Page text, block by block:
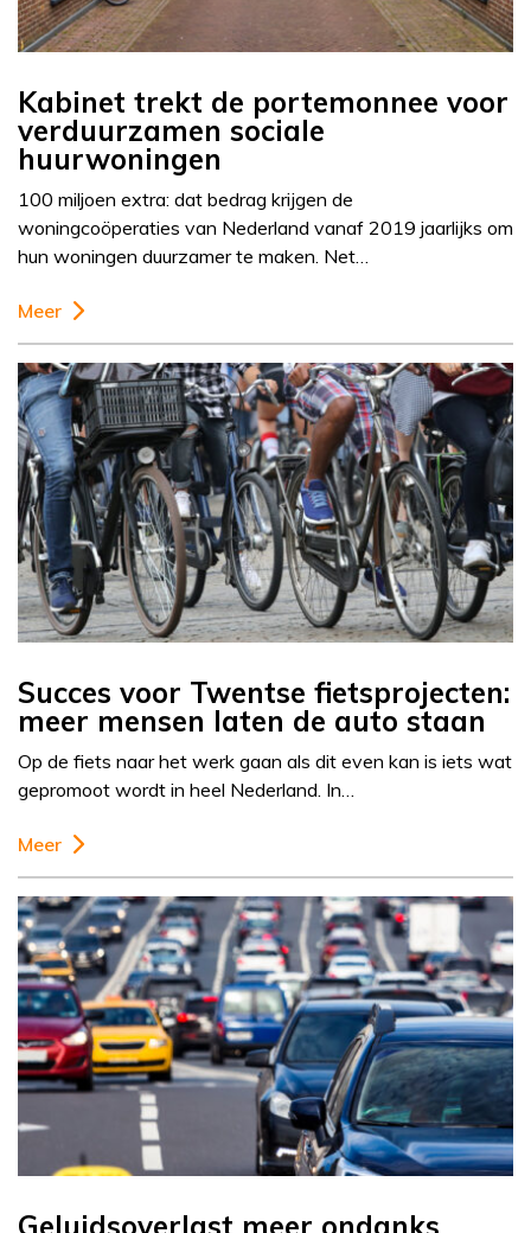
Kabinet trekt de portemonnee voor
verduurzamen sociale
huurwoningen
100 miljoen extra: dat bedrag krijgen de
woningcoöperaties van Nederland vanaf 2019 jaarlijks om
hun woningen duurzamer te maken. Net…
Meer
Succes voor Twentse fietsprojecten:
meer mensen laten de auto staan
Op de fiets naar het werk gaan als dit even kan is iets wat
gepromoot wordt in heel Nederland. In…
Meer